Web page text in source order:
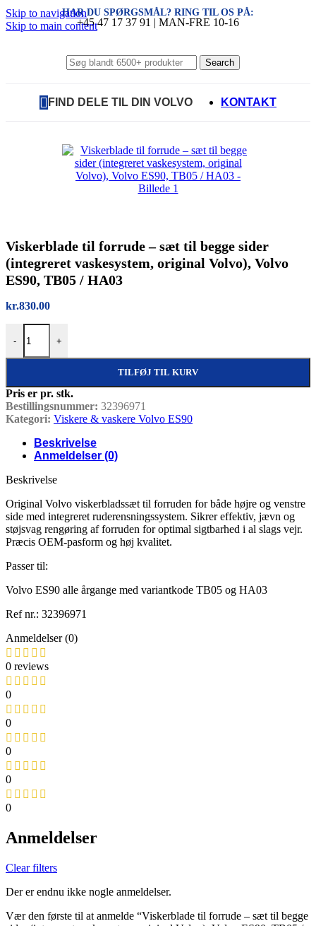
Skip to navigation
Skip to main content
HAR DU SPØRGSMÅL? RING TIL OS PÅ:
+45 47 17 37 91 | MAN-FRE 10-16
Search
FIND DELE TIL DIN VOLVO KONTAKT
Viskerblade til forrude – sæt til begge sider
(integreret vaskesystem, original Volvo), Volvo
ES90, TB05 / HA03
kr.830.00
-
Viskerblade til forrude – sæt til begge sider (integreret
+
TILFØJ TIL KURV
Pris er pr. stk.
Bestillingsnummer: 32396971
Kategori: Viskere & vaskere Volvo ES90
Beskrivelse
Anmeldelser (0)
Beskrivelse
Original Volvo viskerbladssæt til forruden for både højre og venstre
side med integreret ruderensningssystem. Sikrer effektiv, jævn og
støjsvag rengøring af forruden for optimal sigtbarhed i al slags vejr.
Præcis OEM-pasform og høj kvalitet.
Passer til:
Volvo ES90 alle årgange med variantkode TB05 og HA03
Ref nr.: 32396971
Anmeldelser (0)
0 reviews
0
0
0
0
0
Anmeldelser
Clear filters
Der er endnu ikke nogle anmeldelser.
Vær den første til at anmelde “Viskerblade til forrude – sæt til begge